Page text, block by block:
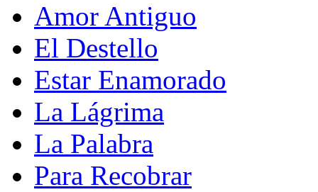
Amor Antiguo
El Destello
Estar Enamorado
La Lágrima
La Palabra
Para Recobrar